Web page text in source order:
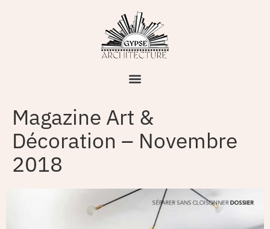
Magazine Art &
Décoration – Novembre
2018